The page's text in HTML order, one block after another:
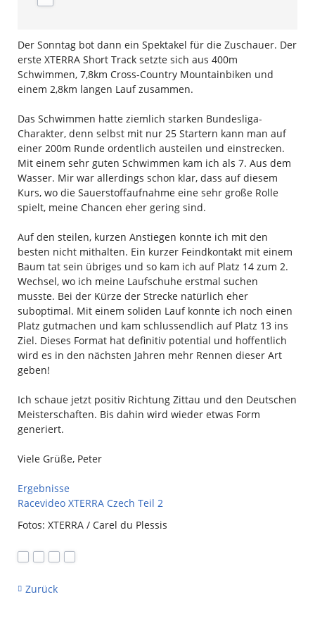
Der Sonntag bot dann ein Spektakel für die Zuschauer. Der
erste XTERRA Short Track setzte sich aus 400m
Schwimmen, 7,8km Cross-Country Mountainbiken und
einem 2,8km langen Lauf zusammen.
Das Schwimmen hatte ziemlich starken Bundesliga-
Charakter, denn selbst mit nur 25 Startern kann man auf
einer 200m Runde ordentlich austeilen und einstrecken.
Mit einem sehr guten Schwimmen kam ich als 7. Aus dem
Wasser. Mir war allerdings schon klar, dass auf diesem
Kurs, wo die Sauerstoffaufnahme eine sehr große Rolle
spielt, meine Chancen eher gering sind.
Auf den steilen, kurzen Anstiegen konnte ich mit den
besten nicht mithalten. Ein kurzer Feindkontakt mit einem
Baum tat sein übriges und so kam ich auf Platz 14 zum 2.
Wechsel, wo ich meine Laufschuhe erstmal suchen
musste. Bei der Kürze der Strecke natürlich eher
suboptimal. Mit einem soliden Lauf konnte ich noch einen
Platz gutmachen und kam schlussendlich auf Platz 13 ins
Ziel. Dieses Format hat definitiv potential und hoffentlich
wird es in den nächsten Jahren mehr Rennen dieser Art
geben!
Ich schaue jetzt positiv Richtung Zittau und den Deutschen
Meisterschaften. Bis dahin wird wieder etwas Form
generiert.
Viele Grüße, Peter
Ergebnisse
Racevideo XTERRA Czech Teil 2
Fotos: XTERRA / Carel du Plessis
Zurück